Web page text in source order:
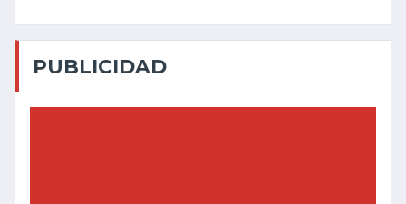
PUBLICIDAD